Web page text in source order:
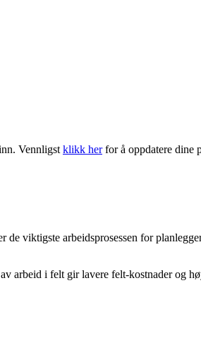
Vennligst klikk herfor å oppdatere dine
viktigste arbeidsprosessen for
arbeid i felt gir lavere felt-kostnader og